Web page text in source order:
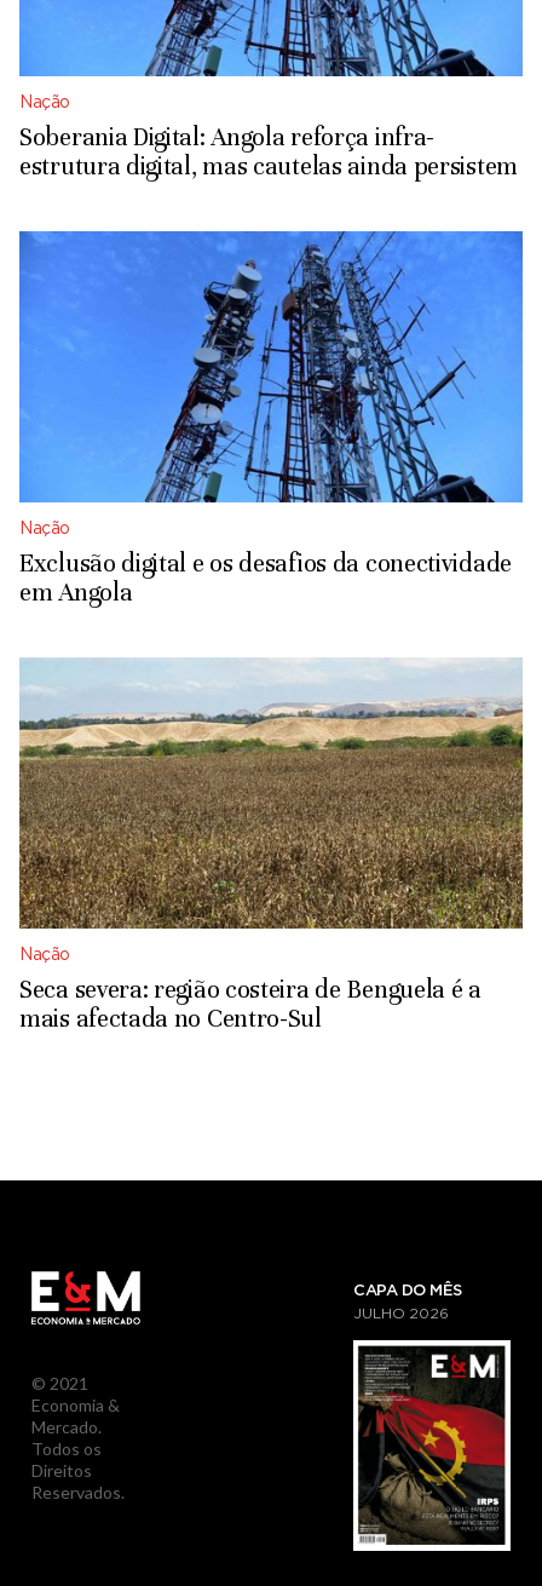
Nação
Soberania Digital: Angola reforça infra-
estrutura digital, mas cautelas ainda persistem
Nação
Exclusão digital e os desafios da conectividade
em Angola
Nação
Seca severa: região costeira de Benguela é a
mais afectada no Centro-Sul
© 2021
Economia &
Mercado.
Todos os
Direitos
Reservados.
CAPA DO MÊS
JULHO 2026